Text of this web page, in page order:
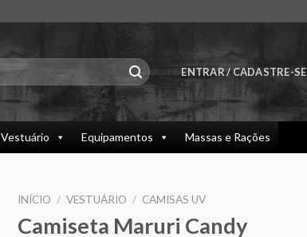
ENTRAR / CADASTRE-SE
Vestuário Equipamentos Massas e Rações
INÍCIO / VESTUÁRIO / CAMISAS UV
Camiseta Maruri Candy